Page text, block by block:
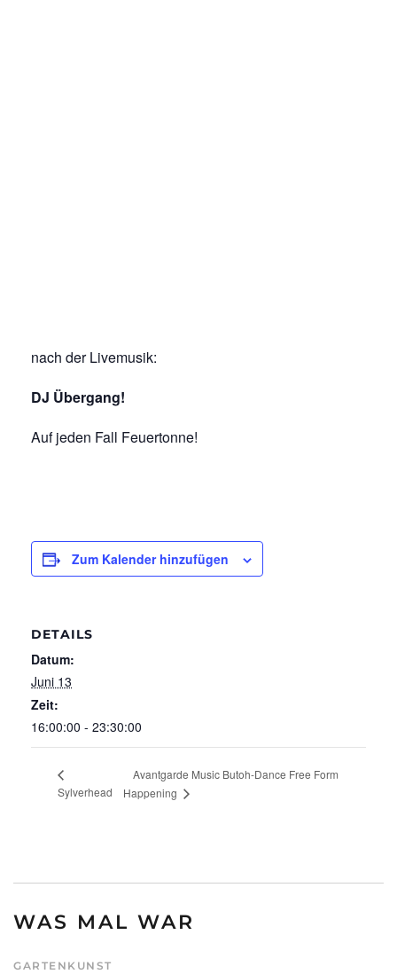
nach der Livemusik:
DJ Übergang!
Auf jeden Fall Feuertonne!
Zum Kalender hinzufügen
DETAILS
Datum:
Juni 13
Zeit:
16:00:00 - 23:30:00
Sylverhead
Avantgarde Music Butoh-Dance Free Form
Happening
WAS MAL WAR
GARTENKUNST